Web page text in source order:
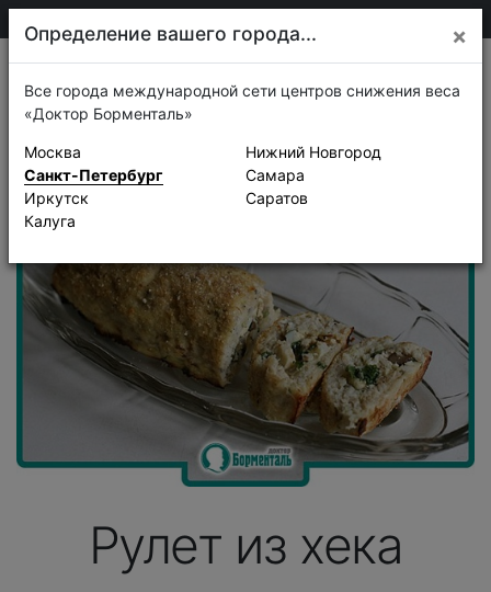
Рецепты
Рулет из хека
Определение вашего города... ×
Все города международной сети центров снижения веса
«Доктор Борменталь»
Москва
Санкт-Петербург
Иркутск
Калуга
Нижний Новгород
Самара
Саратов